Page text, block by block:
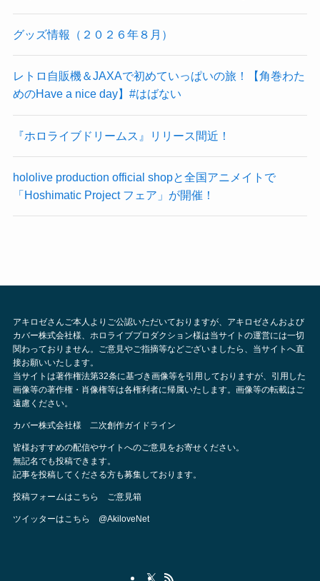
グッズ情報（２０２６年８月）
レトロ自販機＆JAXAで初めていっぱいの旅！【角巻わた
めのHave a nice day】#はばない
『ホロライブドリームス』リリース間近！
hololive production official shopと全国アニメイトで
「Hoshimatic Project フェア」が開催！
アキロゼさんご本人よりご公認いただいておりますが、アキロゼさんおよび
カバー株式会社様、ホロライブプロダクション様は当サイトの運営には一切
関わっておりません。ご意見やご指摘等などございましたら、当サイトへ直
接お願いいたします。
当サイトは著作権法第32条に基づき画像等を引用しておりますが、引用した
画像等の著作権・肖像権等は各権利者に帰属いたします。画像等の転載はご
遠慮ください。
カバー株式会社様 二次創作ガイドライン
皆様おすすめの配信やサイトへのご意見をお寄せください。
無記名でも投稿できます。
記事を投稿してくださる方も募集しております。
投稿フォームはこちら ご意見箱
ツイッターはこちら @AkiloveNet